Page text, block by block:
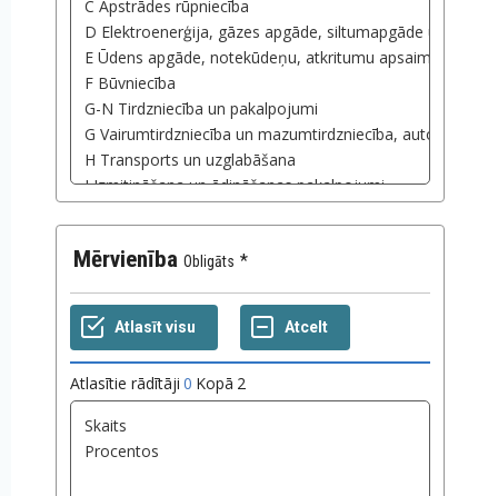
Mērvienība Obligāts
Atlasītie rādītāji 0 Kopā 2